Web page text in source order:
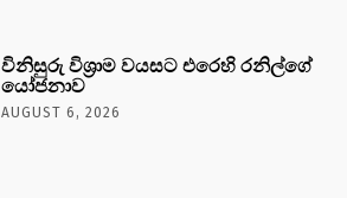
විනිසුරු විශ්‍රාම වයසට එරෙහි රනිල්ගේ
යෝජනාව
AUGUST 6, 2026